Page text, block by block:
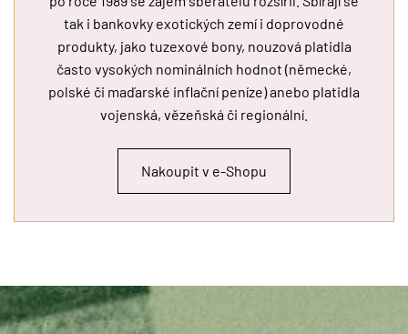
tak i bankovky exotických zemí i doprovodné
produkty, jako tuzexové bony, nouzová platidla
často vysokých nominálních hodnot (německé,
polské či maďarské inflační peníze) anebo platidla
vojenská, vězeňská či regionální.
Nakoupit v e-Shopu